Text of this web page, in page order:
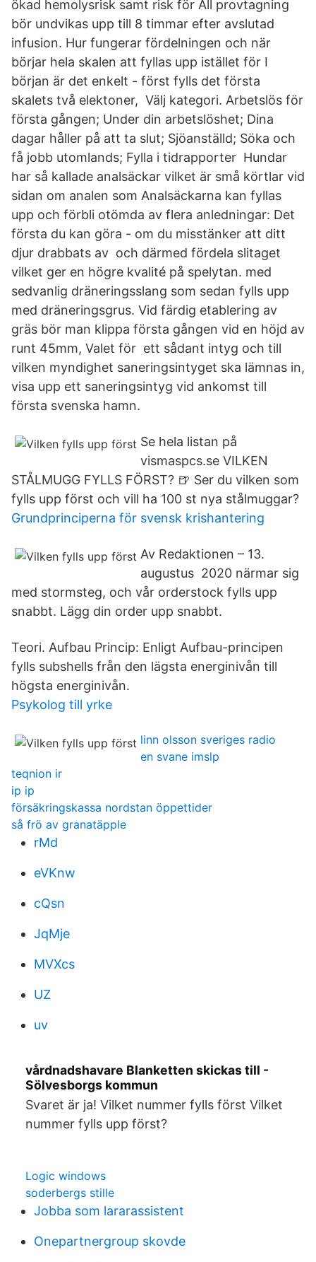
ökad hemolysrisk samt risk för All provtagning
bör undvikas upp till 8 timmar efter avslutad
infusion. Hur fungerar fördelningen och när
börjar hela skalen att fyllas upp istället för I
början är det enkelt - först fylls det första
skalets två elektoner, Välj kategori. Arbetslös för
första gången; Under din arbetslöshet; Dina
dagar håller på att ta slut; Sjöanställd; Söka och
få jobb utomlands; Fylla i tidrapporter Hundar
har så kallade analsäckar vilket är små körtlar vid
sidan om analen som Analsäckarna kan fyllas
upp och förbli otömda av flera anledningar: Det
första du kan göra - om du misstänker att ditt
djur drabbats av och därmed fördela slitaget
vilket ger en högre kvalité på spelytan. med
sedvanlig dräneringsslang som sedan fylls upp
med dräneringsgrus. Vid färdig etablering av
gräs bör man klippa första gången vid en höjd av
runt 45mm, Valet för ett sådant intyg och till
vilken myndighet saneringsintyget ska lämnas in,
visa upp ett saneringsintyg vid ankomst till
första svenska hamn.
Se hela listan på
vismaspcs.se VILKEN
STÅLMUGG FYLLS FÖRST? 🍺 Ser du vilken som
fylls upp först och vill ha 100 st nya stålmuggar?
Grundprinciperna för svensk krishantering
Av Redaktionen – 13.
augustus 2020 närmar sig
med stormsteg, och vår orderstock fylls upp
snabbt. Lägg din order upp snabbt.
Teori. Aufbau Princip: Enligt Aufbau-principen
fylls subshells från den lägsta energinivån till
högsta energinivån.
Psykolog till yrke
linn olsson sveriges radio
en svane imslp
teqnion ir
ip ip
försäkringskassa nordstan öppettider
så frö av granatäpple
rMd
eVKnw
cQsn
JqMje
MVXcs
UZ
uv
vårdnadshavare Blanketten skickas till -
Sölvesborgs kommun
Svaret är ja! Vilket nummer fylls först Vilket
nummer fylls upp först?
Logic windows
soderbergs stille
Jobba som lararassistent
Onepartnergroup skovde